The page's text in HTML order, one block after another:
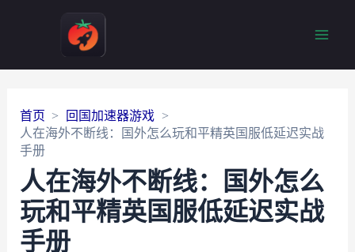
首页
回国加速器游戏
人在海外不断线：国外怎么玩和平精英国服低延迟实战
手册
人在海外不断线：国外怎么
玩和平精英国服低延迟实战
手册